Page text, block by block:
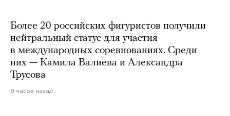
Более 20 российских фигуристов получили
нейтральный статус для участия
в международных соревнованиях. Среди
них — Камила Валиева и Александра
Трусова
9 часов назад